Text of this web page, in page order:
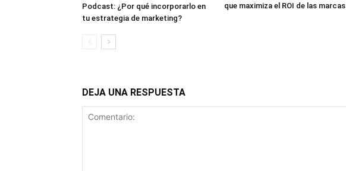
Podcast: ¿Por qué incorporarlo en
tu estrategia de marketing?
que maximiza el ROI de las marcas
DEJA UNA RESPUESTA